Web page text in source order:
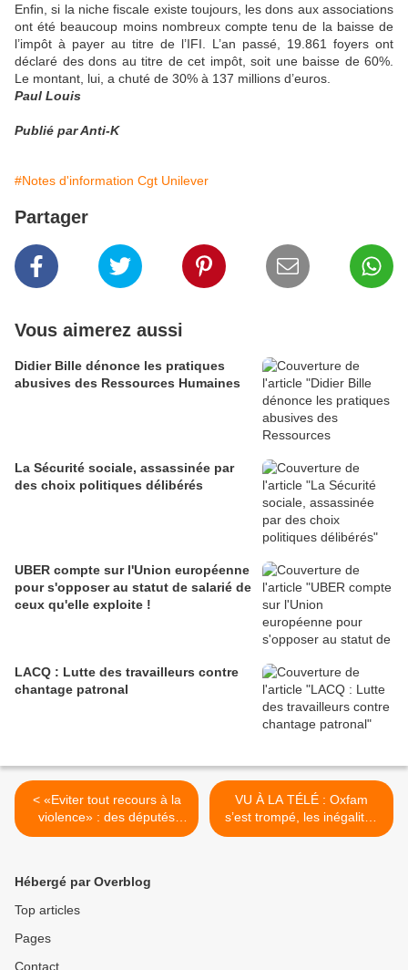
Enfin, si la niche fiscale existe toujours, les dons aux associations
ont été beaucoup moins nombreux compte tenu de la baisse de
l’impôt à payer au titre de l’IFI. L’an passé, 19.861 foyers ont
déclaré des dons au titre de cet impôt, soit une baisse de 60%.
Le montant, lui, a chuté de 30% à 137 millions d’euros.
Paul Louis
Publié par Anti-K
#Notes d'information Cgt Unilever
Partager
Vous aimerez aussi
Didier Bille dénonce les pratiques
abusives des Ressources Humaines
La Sécurité sociale, assassinée par
des choix politiques délibérés
UBER compte sur l'Union européenne
pour s'opposer au statut de salarié de
ceux qu'elle exploite !
LACQ : Lutte des travailleurs contre
chantage patronal
< «Eviter tout recours à la
violence» : des députés
LREM interpellent
VU À LA TÉLÉ : Oxfam
s’est trompé, les inégalités
sont un bienfait pour
Hébergé par Overblog
Top articles
Pages
Contact